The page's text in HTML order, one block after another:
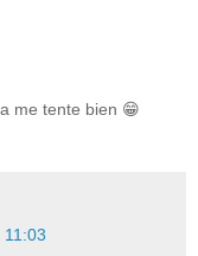
me tente bien 😁